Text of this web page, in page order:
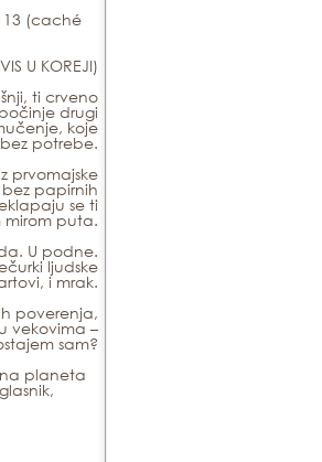
13(caché
U KOREJI)
ti crveno
drugi
koje
potrebe.
prvomajske
papirnih
se ti
mirom puta.
U podne.
ljudske
i mrak.
poverenja,
vekovima –
sam?
planeta